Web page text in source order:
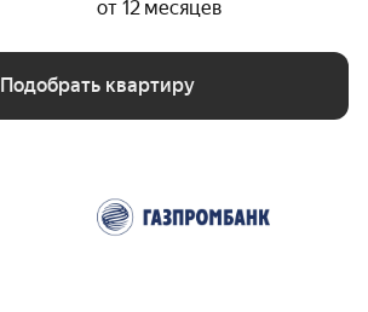
от 12 месяцев
Подобрать квартиру